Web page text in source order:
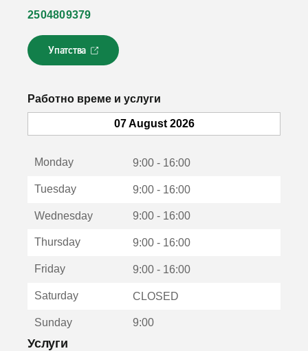
2504809379
Упатства
Л
и
к
с
Работно време и услуги
07 August 2026
Monday 9:00 - 16:00
Tuesday 9:00 - 16:00
Wednesday 9:00 - 16:00
Thursday 9:00 - 16:00
Friday 9:00 - 16:00
Saturday CLOSED
Sunday 9:00
Услуги